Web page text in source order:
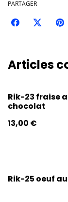
PARTAGER
Articles
Rik-23 fraise
chocolat
13,00 €
Rik-25 oeuf